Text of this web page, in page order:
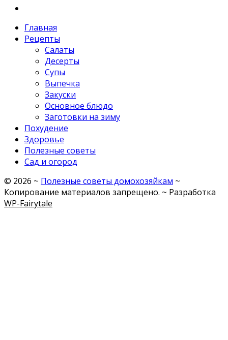
Главная
Рецепты
Салаты
Десерты
Супы
Выпечка
Закуски
Основное блюдо
Заготовки на зиму
Похудение
Здоровье
Полезные советы
Сад и огород
© 2026 ~ Полезные советы домохозяйкам ~
Копирование материалов запрещено. ~ Разработка
WP-Fairytale